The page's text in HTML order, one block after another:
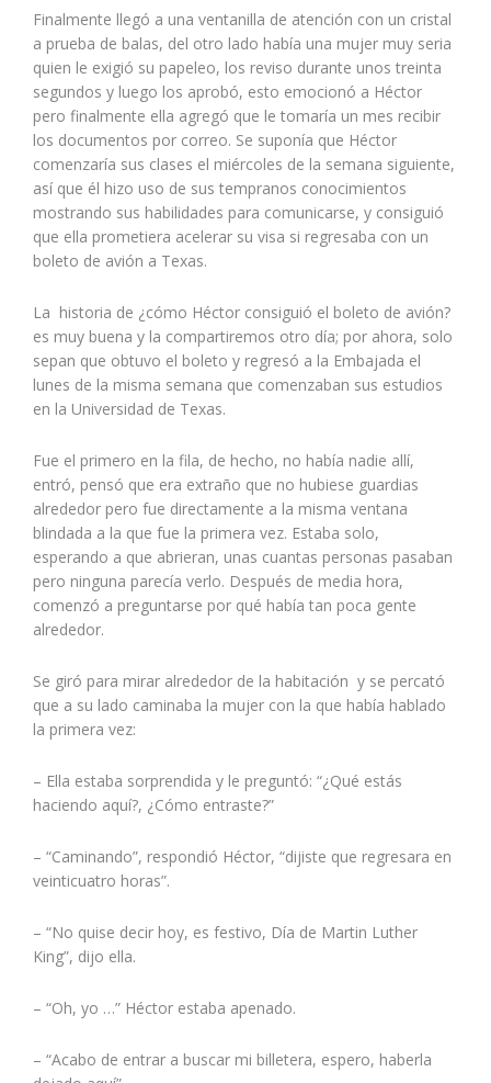
Finalmente llegó a una ventanilla de atención con un cristal
a prueba de balas, del otro lado había una mujer muy seria
quien le exigió su papeleo, los reviso durante unos treinta
segundos y luego los aprobó, esto emocionó a Héctor
pero finalmente ella agregó que le tomaría un mes recibir
los documentos por correo. Se suponía que Héctor
comenzaría sus clases el miércoles de la semana siguiente,
así que él hizo uso de sus tempranos conocimientos
mostrando sus habilidades para comunicarse, y consiguió
que ella prometiera acelerar su visa si regresaba con un
boleto de avión a Texas.
La historia de ¿cómo Héctor consiguió el boleto de avión?
es muy buena y la compartiremos otro día; por ahora, solo
sepan que obtuvo el boleto y regresó a la Embajada el
lunes de la misma semana que comenzaban sus estudios
en la Universidad de Texas.
Fue el primero en la fila, de hecho, no había nadie allí,
entró, pensó que era extraño que no hubiese guardias
alrededor pero fue directamente a la misma ventana
blindada a la que fue la primera vez. Estaba solo,
esperando a que abrieran, unas cuantas personas pasaban
pero ninguna parecía verlo. Después de media hora,
comenzó a preguntarse por qué había tan poca gente
alrededor.
Se giró para mirar alrededor de la habitación y se percató
que a su lado caminaba la mujer con la que había hablado
la primera vez:
– Ella estaba sorprendida y le preguntó: “¿Qué estás
haciendo aquí?, ¿Cómo entraste?”
– “Caminando”, respondió Héctor, “dijiste que regresara en
veinticuatro horas”.
– “No quise decir hoy, es festivo, Día de Martin Luther
King”, dijo ella.
– “Oh, yo …” Héctor estaba apenado.
– “Acabo de entrar a buscar mi billetera, espero, haberla